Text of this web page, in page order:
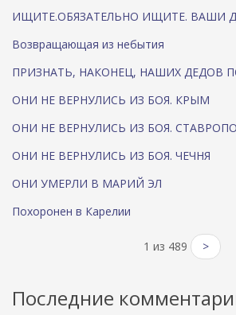
ИЩИТЕ.ОБЯЗАТЕЛЬНО ИЩИТЕ. ВАШИ
Возвращающая из небытия
ПРИЗНАТЬ, НАКОНЕЦ, НАШИХ ДЕДОВ
ОНИ НЕ ВЕРНУЛИСЬ ИЗ БОЯ. КРЫМ
ОНИ НЕ ВЕРНУЛИСЬ ИЗ БОЯ.
ОНИ НЕ ВЕРНУЛИСЬ ИЗ БОЯ. ЧЕЧНЯ
ОНИ УМЕРЛИ В МАРИЙ ЭЛ
Похоронен в Карелии
1 из 489 >
Последние